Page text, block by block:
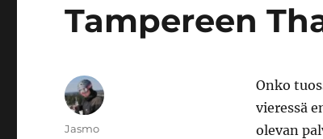
Tampereen
Onko
vieressä
olevan
Kirjoittaja
Jasmo